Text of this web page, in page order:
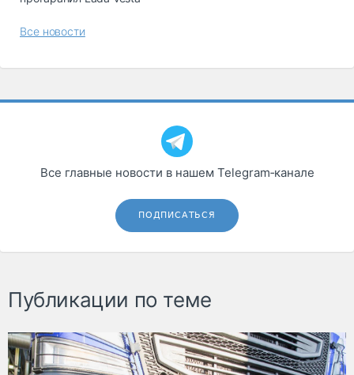
Все новости
Все главные новости в нашем Telegram‑канале
ПОДПИСАТЬСЯ
Публикации по теме